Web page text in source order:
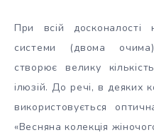
При всій досконалості
системи (двома
створює велику
ілюзій. До речі, в деяких
використовується
«Весняна колекція